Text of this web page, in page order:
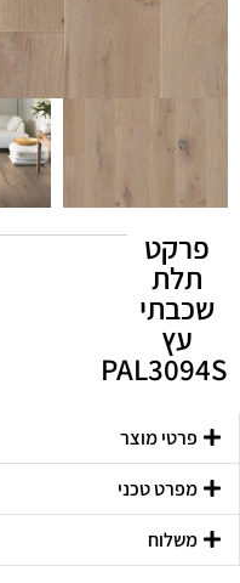
פרקט
תלת
שכבתי
עץ
PAL3094S
פרטי מוצר
מפרט טכני
משלוח